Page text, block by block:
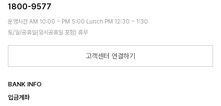
1800-9577
운영시간 AM 10:00 ~ PM 5:00 Lunch PM 12:30 ~ 1:30
토/일/공휴일(임시공휴일 포함) 휴무
고객센터 연결하기
BANK INFO
입금계좌